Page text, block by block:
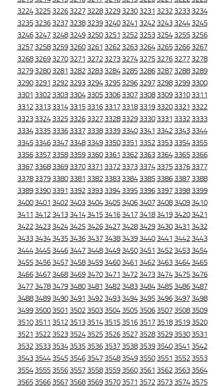
3224 3225 3226 3227 3228 3229 3230 3231 3232 3233 3234
3235 3236 3237 3238 3239 3240 3241 3242 3243 3244 3245
3246 3247 3248 3249 3250 3251 3252 3253 3254 3255 3256
3257 3258 3259 3260 3261 3262 3263 3264 3265 3266 3267
3268 3269 3270 3271 3272 3273 3274 3275 3276 3277 3278
3279 3280 3281 3282 3283 3284 3285 3286 3287 3288 3289
3290 3291 3292 3293 3294 3295 3296 3297 3298 3299 3300
3301 3302 3303 3304 3305 3306 3307 3308 3309 3310 3311
3312 3313 3314 3315 3316 3317 3318 3319 3320 3321 3322
3323 3324 3325 3326 3327 3328 3329 3330 3331 3332 3333
3334 3335 3336 3337 3338 3339 3340 3341 3342 3343 3344
3345 3346 3347 3348 3349 3350 3351 3352 3353 3354 3355
3356 3357 3358 3359 3360 3361 3362 3363 3364 3365 3366
3367 3368 3369 3370 3371 3372 3373 3374 3375 3376 3377
3378 3379 3380 3381 3382 3383 3384 3385 3386 3387 3388
3389 3390 3391 3392 3393 3394 3395 3396 3397 3398 3399
3400 3401 3402 3403 3404 3405 3406 3407 3408 3409 3410
3411 3412 3413 3414 3415 3416 3417 3418 3419 3420 3421
3422 3423 3424 3425 3426 3427 3428 3429 3430 3431 3432
3433 3434 3435 3436 3437 3438 3439 3440 3441 3442 3443
3444 3445 3446 3447 3448 3449 3450 3451 3452 3453 3454
3455 3456 3457 3458 3459 3460 3461 3462 3463 3464 3465
3466 3467 3468 3469 3470 3471 3472 3473 3474 3475 3476
3477 3478 3479 3480 3481 3482 3483 3484 3485 3486 3487
3488 3489 3490 3491 3492 3493 3494 3495 3496 3497 3498
3499 3500 3501 3502 3503 3504 3505 3506 3507 3508 3509
3510 3511 3512 3513 3514 3515 3516 3517 3518 3519 3520
3521 3522 3523 3524 3525 3526 3527 3528 3529 3530 3531
3532 3533 3534 3535 3536 3537 3538 3539 3540 3541 3542
3543 3544 3545 3546 3547 3548 3549 3550 3551 3552 3553
3554 3555 3556 3557 3558 3559 3560 3561 3562 3563 3564
3565 3566 3567 3568 3569 3570 3571 3572 3573 3574 3575